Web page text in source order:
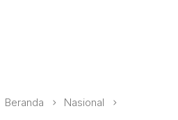
Beranda Nasional